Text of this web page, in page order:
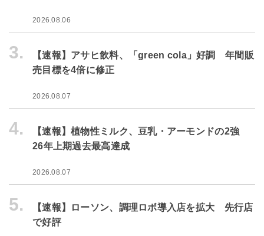
2026.08.06
3.
【速報】アサヒ飲料、「green cola」好調 年間販
売目標を4倍に修正
2026.08.07
4.
【速報】植物性ミルク、豆乳・アーモンドの2強
26年上期過去最高達成
2026.08.07
5.
【速報】ローソン、調理ロボ導入店を拡大 先行店
で好評